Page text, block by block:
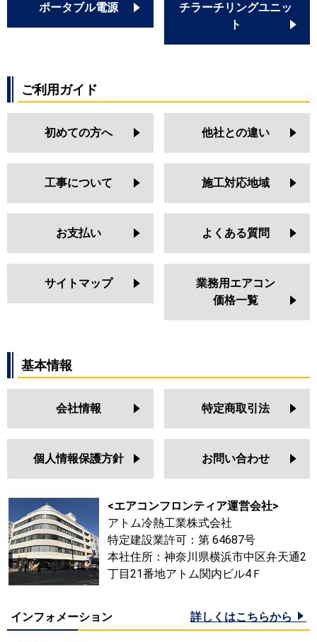
ポータブル電源
チラーチリングユニッ
ト
ご利用ガイド
初めての方へ 他社との違い
工事について 施工対応地域
お支払い よくある質問
サイトマップ
業務用エアコン
価格一覧
基本情報
会社情報 特定商取引法
個人情報保護方針 お問い合わせ
<エアコンフロンティア運営会社>
アトム冷熱工業株式会社
特定建設業許可：第 64687号
本社住所：神奈川県横浜市中区弁天通2
丁目21番地アトム関内ビル4Ｆ
インフォメーション 詳しくはこちらから